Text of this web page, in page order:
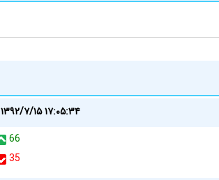
۱۳۹۲/۷/۱۵ ۱۷:۰۵:۳۴
66
35